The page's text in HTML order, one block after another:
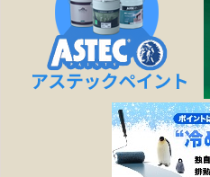
作業日程が延びたら、金額
塗装工事以外の修繕工事も
どこまでが無料相談になる
施工は下請け業者に依頼さ
見積もりを依頼する際、必